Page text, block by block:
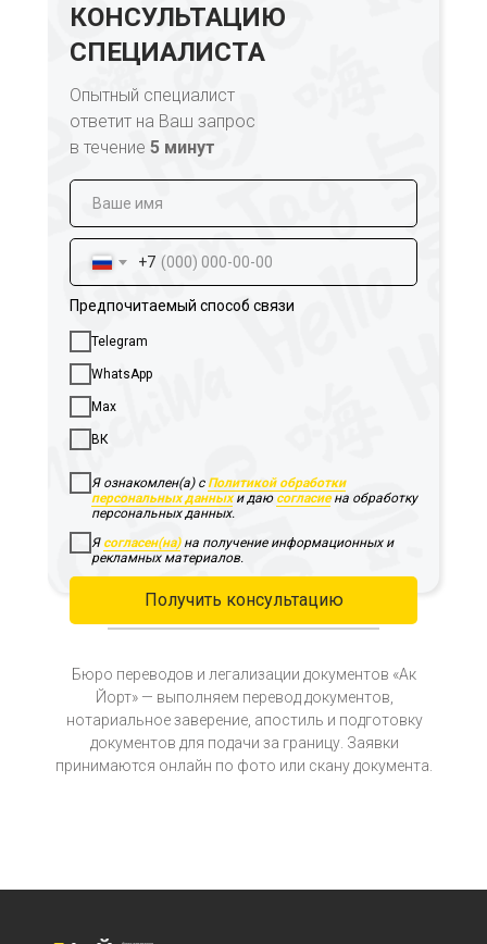
КОНСУЛЬТАЦИЮ
СПЕЦИАЛИСТА
Бюро переводов и легализации документов «Ак
Йорт» — выполняем перевод документов,
нотариальное заверение, апостиль и подготовку
документов для подачи за границу. Заявки
принимаются онлайн по фото или скану документа.
Опытный специалист
ответит на Ваш запрос
в течение 5 минут
+7
Предпочитаемый способ связи
Telegram
WhatsApp
Max
ВК
Я ознакомлен(а) сПолитикой обработки
персональных данныхи даю согласиена обработку
персональных данных.
Я согласен(на)на получение информационных и
рекламных материалов.
Получить консультацию